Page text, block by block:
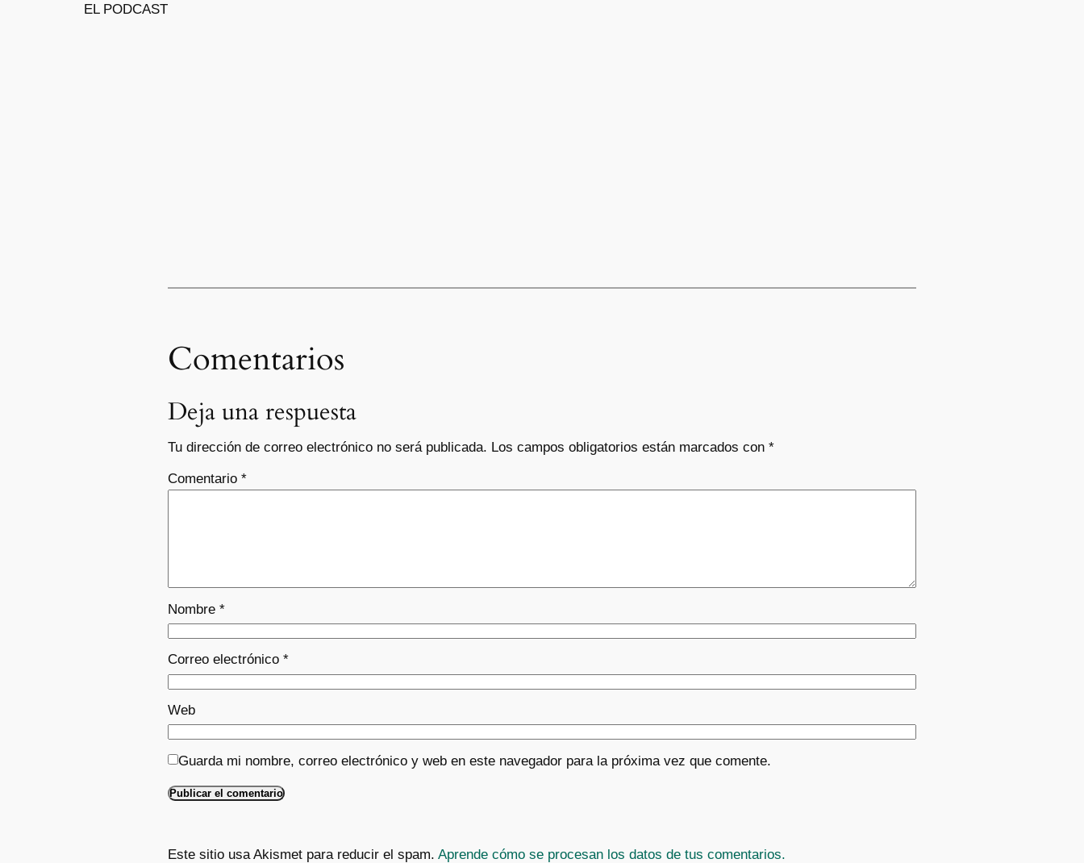
EL PODCAST
Comentarios
Deja una respuesta
Tu dirección de correo electrónico no será publicada. Los campos obligatorios están marcados con *
Comentario *
Nombre *
Correo electrónico *
Web
Guarda mi nombre, correo electrónico y web en este navegador para la próxima vez que comente.
Este sitio usa Akismet para reducir el spam. Aprende cómo se procesan los datos de tus comentarios.